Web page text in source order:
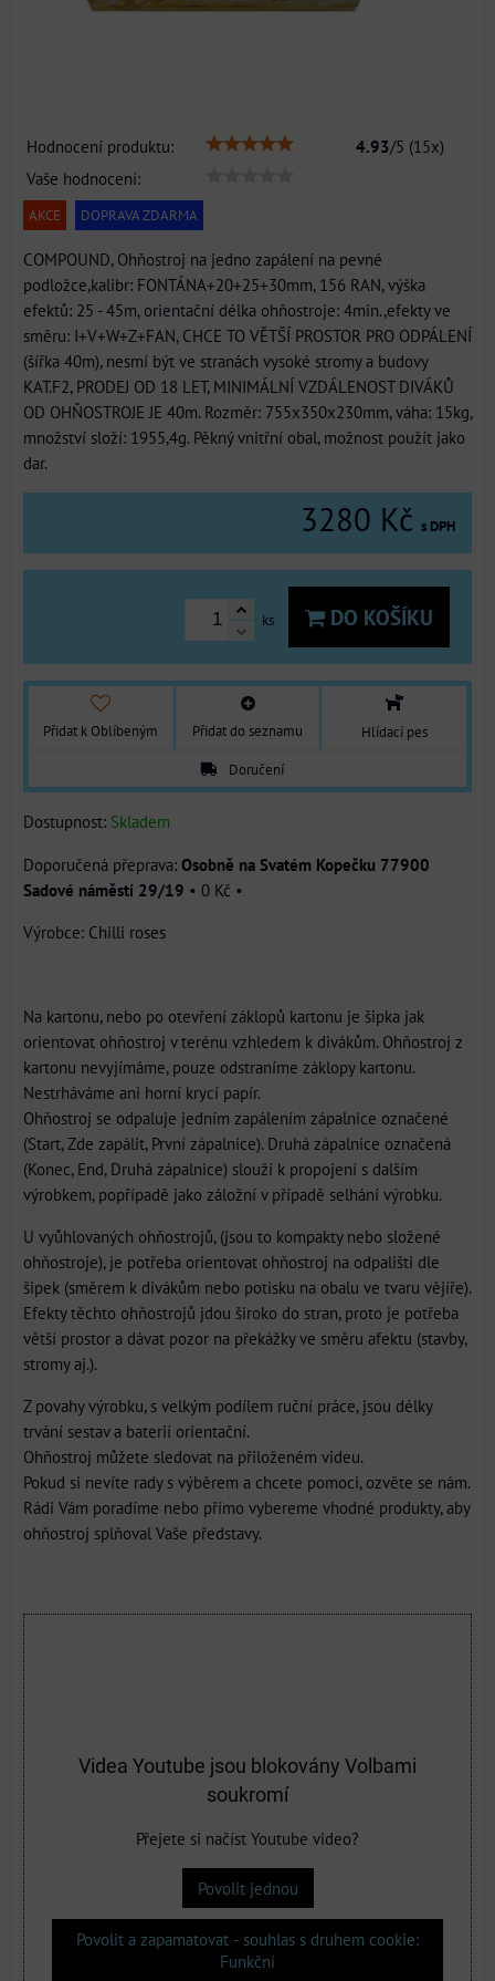
Hodnocení produktu: 4.93/5 (15x)
Vaše hodnocení:
AKCE DOPRAVA ZDARMA
COMPOUND, Ohňostroj na jedno zapálení na pevné
podložce,kalibr: FONTÁNA+20+25+30mm, 156 RAN, výška
efektů: 25 - 45m, orientační délka ohňostroje: 4min.,efekty ve
směru: I+V+W+Z+FAN, CHCE TO VĚTŠÍ PROSTOR PRO ODPÁLENÍ
(šířka 40m), nesmí být ve stranách vysoké stromy a budovy
KAT.F2, PRODEJ OD 18 LET, MINIMÁLNÍ VZDÁLENOST DIVÁKŮ
OD OHŇOSTROJE JE 40m. Rozměr: 755x350x230mm, váha: 15kg,
množství složí: 1955,4g. Pěkný vnitřní obal, možnost použít jako
dar.
3280 Kč s DPH
ks DO KOŠÍKU
Přidat k Oblíbeným Přidat do seznamu
Hlídací pes
Doručení
Dostupnost: Skladem
Osobně na Svatém Kopečku 77900
Sadové náměstí 29/19 • 0 Kč •
Výrobce: Chilli roses
Na kartonu, nebo po otevření záklopů kartonu je šipka jak
orientovat ohňostroj v terénu vzhledem k divákům. Ohňostroj z
kartonu nevyjímáme, pouze odstraníme záklopy kartonu.
Nestrháváme ani horní krycí papír.
Ohňostroj se odpaluje jedním zapálením zápalnice označené
(Start, Zde zapálit, První zápalnice). Druhá zápalnice označená
(Konec, End, Druhá zápalnice) slouží k propojení s dalším
výrobkem, popřípadě jako záložní v případě selhání výrobku.
U vyůhlovaných ohňostrojů, (jsou to kompakty nebo složené
ohňostroje), je potřeba orientovat ohňostroj na odpališti dle
šipek (směrem k divákům nebo potisku na obalu ve tvaru vějíře).
Efekty těchto ohňostrojů jdou široko do stran, proto je potřeba
větší prostor a dávat pozor na překážky ve směru afektu (stavby,
stromy aj.).
Z povahy výrobku, s velkým podílem ruční práce, jsou délky
trvání sestav a baterií orientační.
Ohňostroj můžete sledovat na přiloženém videu.
Pokud si nevíte rady s výběrem a chcete pomoci, ozvěte se nám.
Rádi Vám poradíme nebo přímo vybereme vhodné produkty, aby
ohňostroj splňoval Vaše představy.
Videa Youtube jsou blokovány Volbami
soukromí
Přejete si načíst Youtube video?
Povolit jednou
Povolit a zapamatovat - souhlas s druhem cookie:
Funkční